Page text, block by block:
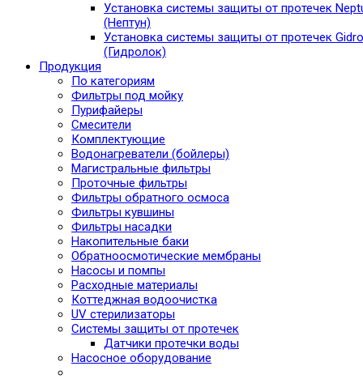
Установка системы защиты от протечек
(Нептун)
Установка системы защиты от протечек
(Гидролок)
Продукция
По категориям
Фильтры под мойку
Пурифайеры
Смесители
Комплектующие
Водонагреватели (бойлеры)
Магистральные фильтры
Проточные фильтры
Фильтры обратного осмоса
Фильтры кувшины
Фильтры насадки
Накопительные баки
Обратноосмотические мембраны
Насосы и помпы
Расходные материалы
Коттеджная водоочистка
UV стерилизаторы
Системы защиты от протечек
Датчики протечки воды
Насосное оборудование